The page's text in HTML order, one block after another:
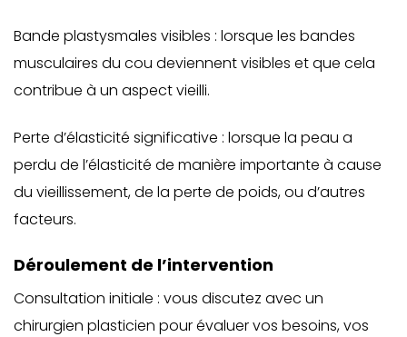
Bande plastysmales visibles : lorsque les bandes
musculaires du cou deviennent visibles et que cela
contribue à un aspect vieilli.
Perte d’élasticité significative : lorsque la peau a
perdu de l’élasticité de manière importante à cause
du vieillissement, de la perte de poids, ou d’autres
facteurs.
Déroulement de l’intervention
Consultation initiale : vous discutez avec un
chirurgien plasticien pour évaluer vos besoins, vos